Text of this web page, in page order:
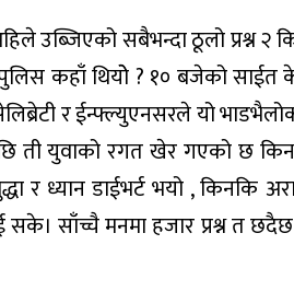
उब्जिएको सबैभन्दा ठूलो प्रश्न २
कहाँ थियोे ? १० बजेको
र ईन्फ्ल्युएनसरले यो
ती युवाको रगत खेर गएको छ
र ध्यान डाईभर्ट भयो , किनकि
सके। साँच्चै मनमा हजार प्रश्न त